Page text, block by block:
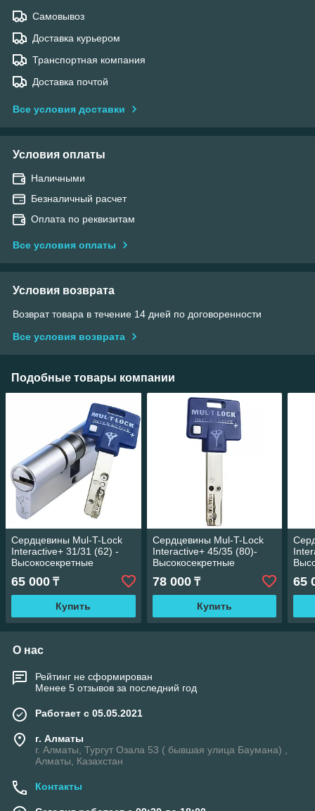
Самовывоз
Доставка курьером
Транспортная компания
Доставка почтой
Все условия доставки
Условия оплаты
Наличными
Безналичный расчет
Оплата по реквизитам
Все условия оплаты
Условия возврата
Возврат товара в течение 14 дней по договоренности
Все условия возврата
Подобные товары компании
Сердцевины Mul-T-Lock
Interactive+ 31/31 (62) -
Высокосекретные
цилиндры.
65 000 ₸
Купить
Сердцевины Mul-T-Lock
Interactive+ 45/35 (80)-
Высокосекретные
цилиндры.
78 000₸
Купить
65
О нас
Рейтинг не сформирован
Менее 5 отзывов за последний год
Работает с 05.05.2021
г. Алматы
г. Алматы, Тургут Озала 53 ( бывшая улица Баумана) ,
Алматы, Казахстан
Контакты